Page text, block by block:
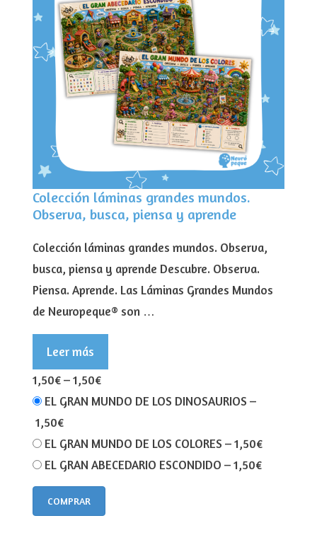
Colección láminas grandes mundos.
Observa, busca, piensa y aprende
Colección láminas grandes mundos. Observa,
busca, piensa y aprende Descubre. Observa.
Piensa. Aprende. Las Láminas Grandes Mundos
de Neuropeque® son …
Leer más
1,50€–1,50€
EL GRAN MUNDO DE LOS DINOSAURIOS –
1,50€
EL GRAN MUNDO DE LOS COLORES –1,50€
EL GRAN ABECEDARIO ESCONDIDO –1,50€
COMPRAR